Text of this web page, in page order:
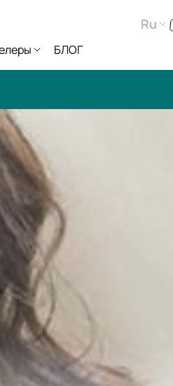
Ru
БЛОГ